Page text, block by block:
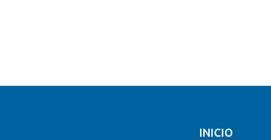
INICIO